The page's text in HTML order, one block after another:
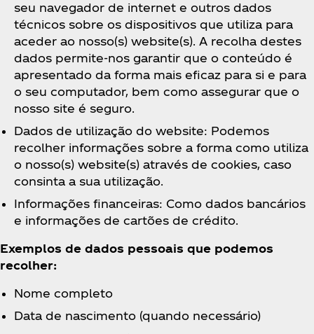
seu navegador de internet e outros dados
técnicos sobre os dispositivos que utiliza para
aceder ao nosso(s) website(s). A recolha destes
dados permite-nos garantir que o conteúdo é
apresentado da forma mais eficaz para si e para
o seu computador, bem como assegurar que o
nosso site é seguro.
Dados de utilização do website: Podemos
recolher informações sobre a forma como utiliza
o nosso(s) website(s) através de cookies, caso
consinta a sua utilização.
Informações financeiras: Como dados bancários
e informações de cartões de crédito.
Exemplos de dados pessoais que podemos
recolher:
Nome completo
Data de nascimento (quando necessário)